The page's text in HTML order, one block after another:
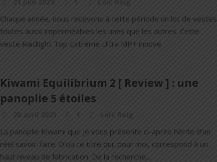
Chaque année, nous recevons à cette période un lot de vestes
toutes aussi imperméables les unes que les autres. Cette
veste Raidlight Top Extreme Ultra MP+ innove.
Kiwami Equilibrium 2 [ Review ] : une
panoplie 5 étoiles
28 avril 2023 1 Loïc Roig
La panoplie Kiwami que je vous présente ci-après hérite d'un
réel savoir-faire. D'où ce titre qui, pour moi, correspond à un
haut niveau de fabrication. De la recherche...